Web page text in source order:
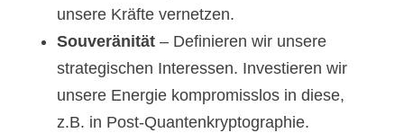
unsere Kräfte vernetzen.
Souveränität– Definieren wir unsere
strategischen Interessen. Investieren wir
unsere Energie kompromisslos in diese,
z.B. in Post-Quantenkryptographie.